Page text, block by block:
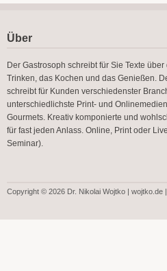
Über
Der Gastrosoph schreibt für Sie Texte
Trinken, das Kochen und das Genießen.
schreibt für Kunden verschiedenster
unterschiedlichste Print- und
Gourmets. Kreativ komponierte und
für fast jeden Anlass. Online, Print oder
Seminar).
Copyright © 2026 Dr. Nikolai Wojtko | wojtko.de